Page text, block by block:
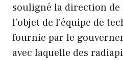
souligné la direction de
l’objet de l’équipe de
fournie par le
avec laquelle des